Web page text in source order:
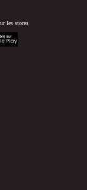
les stores